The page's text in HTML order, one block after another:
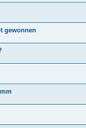
gewonnen